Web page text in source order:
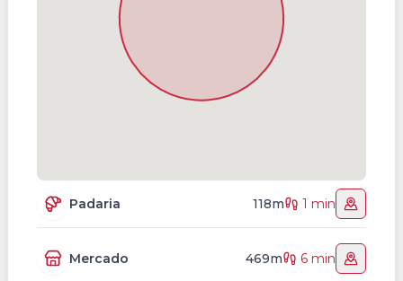
Padaria 118m 1 min
Mercado 469m 6 min